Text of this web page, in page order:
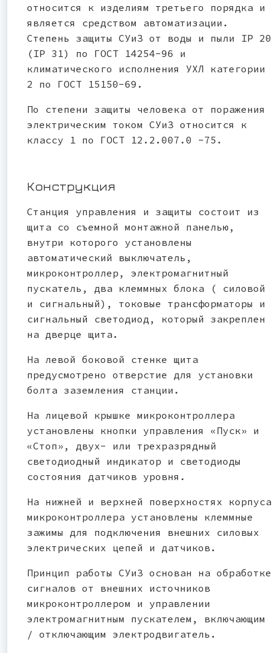
относится к изделиям третьего порядка и
является средством автоматизации.
Степень защиты СУиЗ от воды и пыли IP 20
(IP 31) по ГОСТ 14254-96 и
климатического исполнения УХЛ категории
2 по ГОСТ 15150-69.
По степени защиты человека от поражения
электрическим током СУиЗ относится к
классу 1 по ГОСТ 12.2.007.0 -75.
Конструкция
Станция управления и защиты состоит из
щита со съемной монтажной панелью,
внутри которого установлены
автоматический выключатель,
микроконтроллер, электромагнитный
пускатель, два клеммных блока ( силовой
и сигнальный), токовые трансформаторы и
сигнальный светодиод, который закреплен
на дверце щита.
На левой боковой стенке щита
предусмотрено отверстие для установки
болта заземления станции.
На лицевой крышке микроконтроллера
установлены кнопки управления «Пуск» и
«Стоп», двух- или трехразрядный
светодиодный индикатор и светодиоды
состояния датчиков уровня.
На нижней и верхней поверхностях корпуса
микроконтроллера установлены клеммные
зажимы для подключения внешних силовых
электрических цепей и датчиков.
Принцип работы СУиЗ основан на обработке
сигналов от внешних источников
микроконтроллером и управлении
электромагнитным пускателем, включающим
/ отключающим электродвигатель.